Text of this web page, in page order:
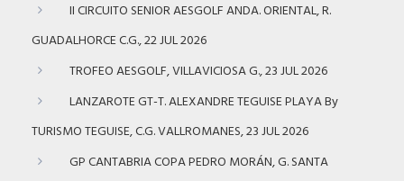
II CIRCUITO SENIOR AESGOLF ANDA. ORIENTAL, R.
GUADALHORCE C.G., 22 JUL 2026
TROFEO AESGOLF, VILLAVICIOSA G., 23 JUL 2026
LANZAROTE GT-T. ALEXANDRE TEGUISE PLAYA By
TURISMO TEGUISE, C.G. VALLROMANES, 23 JUL 2026
GP CANTABRIA COPA PEDRO MORÁN, G. SANTA